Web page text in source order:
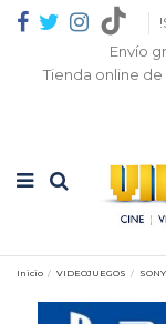
Envío
Tienda online
Inicio VIDEOJUEGOS SONY